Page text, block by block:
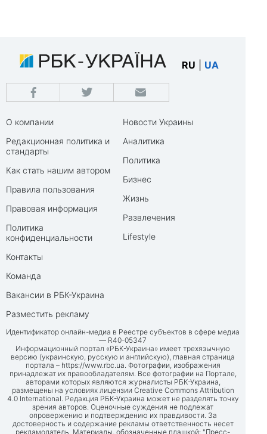
RU UA
О компании
Редакционная политика и
стандарты
Как стать нашим автором
Правила пользования
Правовая информация
Политика
конфиденциальности
Контакты
Команда
Вакансии в РБК-Украина
Разместить рекламу
Новости Украины
Аналитика
Политика
Бизнес
Жизнь
Развлечения
Lifestyle
Идентификатор онлайн-медиа в Реестре субъектов в сфере медиа
— R40-05347
Информационный портал «РБК-Украина» имеет трехязычную
версию (украинскую, русскую и английскую), главная страница
портала – https://www.rbc.ua. Фотографии, изображения
принадлежат их правообладателям. Все фотографии на Портале,
авторами которых являются журналисты РБК-Украина,
размещены на условиях лицензии Creative Commons Attribution
4.0 International. Редакция РБК-Украина может не разделять точку
зрения авторов. Оценочные суждения не подлежат
опровержению и подтверждению их правдивости. За
достоверность и содержание рекламы ответственность несет
рекламодатель. Материалы, обозначенные плашкой: "Пресс-